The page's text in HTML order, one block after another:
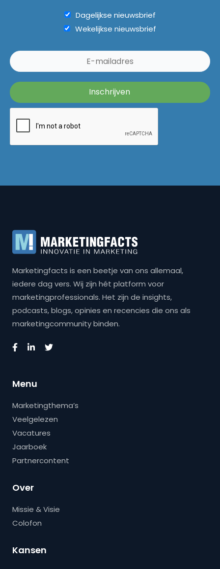
Dagelijkse nieuwsbrief
Wekelijkse nieuwsbrief
Marketingfacts is een beetje van ons allemaal,
iedere dag vers. Wij zijn hét platform voor
marketingprofessionals. Het zijn de insights,
podcasts, blogs, opinies en recencies die ons als
marketingcommunity binden.
Menu
Marketingthema’s
Veelgelezen
Vacatures
Jaarboek
Partnercontent
Over
Missie & Visie
Colofon
Kansen